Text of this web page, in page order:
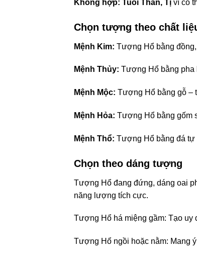
Không hợp: Tuổi Thân, Tị vì có
Chọn tượng theo chất
Mệnh Kim: Tượng Hổ bằng
Mệnh Thủy: Tượng Hổ bằng pha
Mệnh Mộc: Tượng Hổ bằng gỗ –
Mệnh Hỏa: Tượng Hổ bằng gốm
Mệnh Thổ: Tượng Hổ bằng đá tự
Chọn theo dáng tượng
Tượng Hổ đang đứng, dáng oai
năng lượng tích cực.
Tượng Hổ há miệng gầm: Tạo
Tượng Hổ ngồi hoặc nằm: Mang